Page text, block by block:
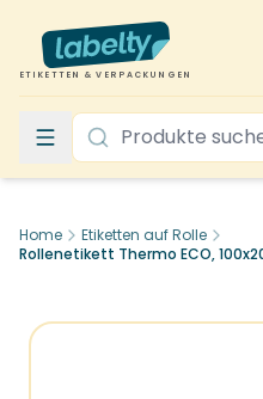
ETIKETTEN & VERPACKUNGEN
Home
Etiketten auf Rolle
Rollenetikett Thermo ECO,